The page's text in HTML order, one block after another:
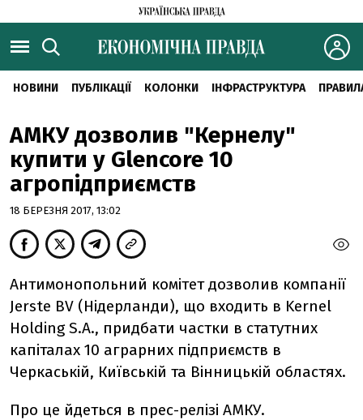
НОВИНИ ПУБЛІКАЦІЇ КОЛОНКИ ІНФРАСТРУКТУРА
АМКУ дозволив "Кернелу"
купити у Glencore 10
агропідприємств
18 БЕРЕЗНЯ 2017, 13:02
Антимонопольний комітет дозволив компанії
Jerste BV (Нідерланди), що входить в Kernel
Holding S.A., придбати частки в статутних
капіталах 10 аграрних підприємств в
Черкаській, Київській та Вінницькій областях.
Про це йдеться в прес-релізі АМКУ.